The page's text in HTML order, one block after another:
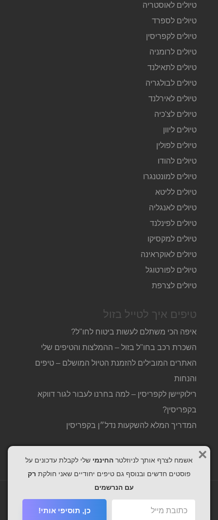
אשמח לצרף אותך לניוזלטר החינמי שלי לקבלת עדכונים על
פוסטים חדשים ובנוסף גם טיפים יחודיים שאני חולקת רק
עם הנרשמים
כן, תוסיפי אותי!
×
טיולים לאוסטריה
טיולים לספרד
טיולים לקפריסין
טיולים לרומניה
טיולים לתאילנד
טיולים לבולגריה
טיולים לאירלנד
טיולים לצ'כיה
טיולים ליוון
טיולים לפולין
טיולים להודו
טיולים למונטנגרו
טיולים לליטא
טיולים לאנגליה
טיולים לפינלנד
טיולים למקסיקו
טיולים לאוקראינה
טיולים לפורטוגל
טיולים לצרפת
טיפים איך לטייל בזול
איפה הכי משתלם לעשות ביטוח לחו"ל?
השכרת רכב בחו"ל בזול – ההמלצות והטיפים שלי
האתרים המובילים להזמנת הטיול המושלם – טיפים
והנחות
רילוקיישן לקפריסין – למה בחרנו לעבור לגור דווקא
בקפריסין?
המדריך המלא להשקעות נדל״ן בקפריסין
www.trvbox.co.il © 2026